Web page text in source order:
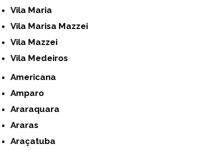
Vila Maria
Vila Marisa Mazzei
Vila Mazzei
Vila Medeiros
Americana
Amparo
Araraquara
Araras
Araçatuba